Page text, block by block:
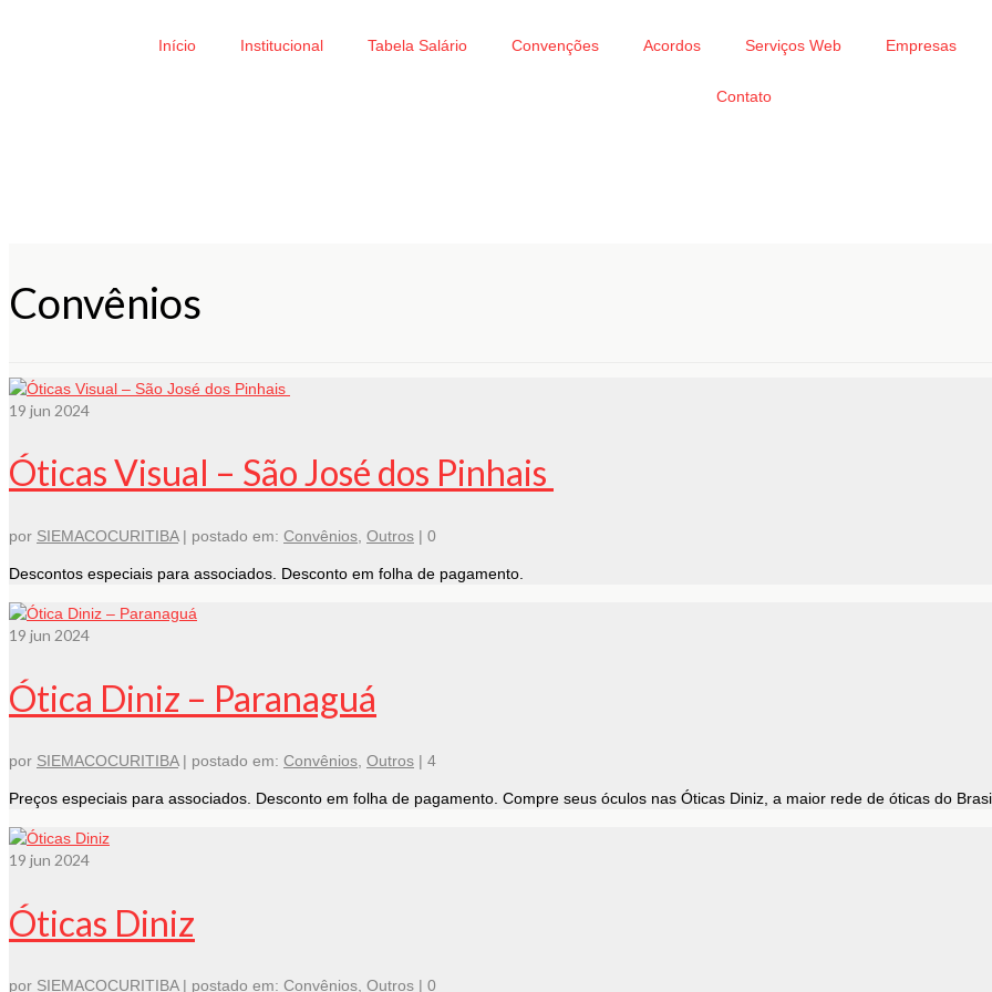
Início Institucional Tabela Salário Convenções Acordos Serviços Web Empresas
Contato
Convênios
19 jun 2024
Óticas Visual – São José dos Pinhais
por SIEMACOCURITIBA| postado em: Convênios Outros | 0
Descontos especiais para associados. Desconto em folha de pagamento.
19 jun 2024
Ótica Diniz – Paranaguá
por SIEMACOCURITIBA| postado em: Convênios Outros | 4
Preços especiais para associados. Desconto em folha de pagamento. Compre seus óculos nas Óticas Diniz, a maior rede de óticas do
19 jun 2024
Óticas Diniz
por SIEMACOCURITIBA| postado em: Convênios Outros | 0